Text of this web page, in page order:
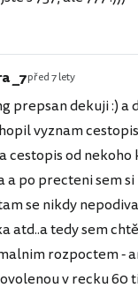
_7před 7 lety
prepsan dekuji :) a
vyznam
cestopis od
a po precteni sem
se nikdy
atd..a tedy sem
rozpoctem -
v recku 60